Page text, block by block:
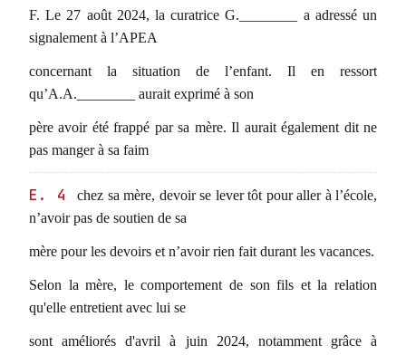
F. Le 27 août 2024, la curatrice G.________ a adressé un
signalement à l’APEA
concernant la situation de l’enfant. Il en ressort
qu’A.A.________ aurait exprimé à son
père avoir été frappé par sa mère. Il aurait également dit ne
pas manger à sa faim
E. 4
chez sa mère, devoir se lever tôt pour aller à l’école,
n’avoir pas de soutien de sa
mère pour les devoirs et n’avoir rien fait durant les vacances.
Selon la mère, le comportement de son fils et la relation
qu'elle entretient avec lui se
sont améliorés d'avril à juin 2024, notamment grâce à